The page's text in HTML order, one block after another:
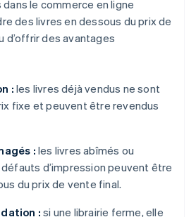
le commerce en ligne
des livres en dessous du prix de
d’offrir des avantages
:les livres déjà vendus ne sont
fixe et peuvent être revendus
: les livres abîmés ou
d’impression peuvent être
du prix de vente final.
: si une librairie ferme, elle